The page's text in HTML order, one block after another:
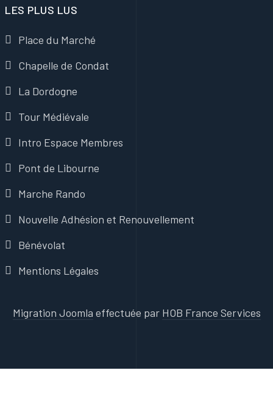
LES PLUS LUS
Place du Marché
Chapelle de Condat
La Dordogne
Tour Médiévale
Intro Espace Membres
Pont de Libourne
Marche Rando
Nouvelle Adhésion et Renouvellement
Bénévolat
Mentions Légales
Migration Joomla effectuée par HOB France Services